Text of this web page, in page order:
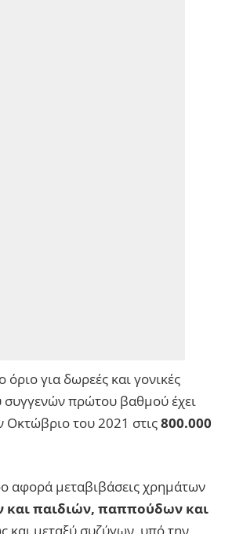
για δωρεές και γονικές
συγγενών πρώτου βαθμού έχει
Οκτώβριο του 2021 στις800.000
αφορά μεταβιβάσεις χρημάτων
και παιδιών, παππούδων και